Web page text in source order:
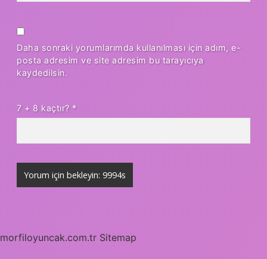
Daha sonraki yorumlarımda kullanılması için adım, e-
posta adresim ve site adresim bu tarayıcıya
kaydedilsin.
7 + 8 kaçtır? *
morfiloyuncak.com.tr Sitemap